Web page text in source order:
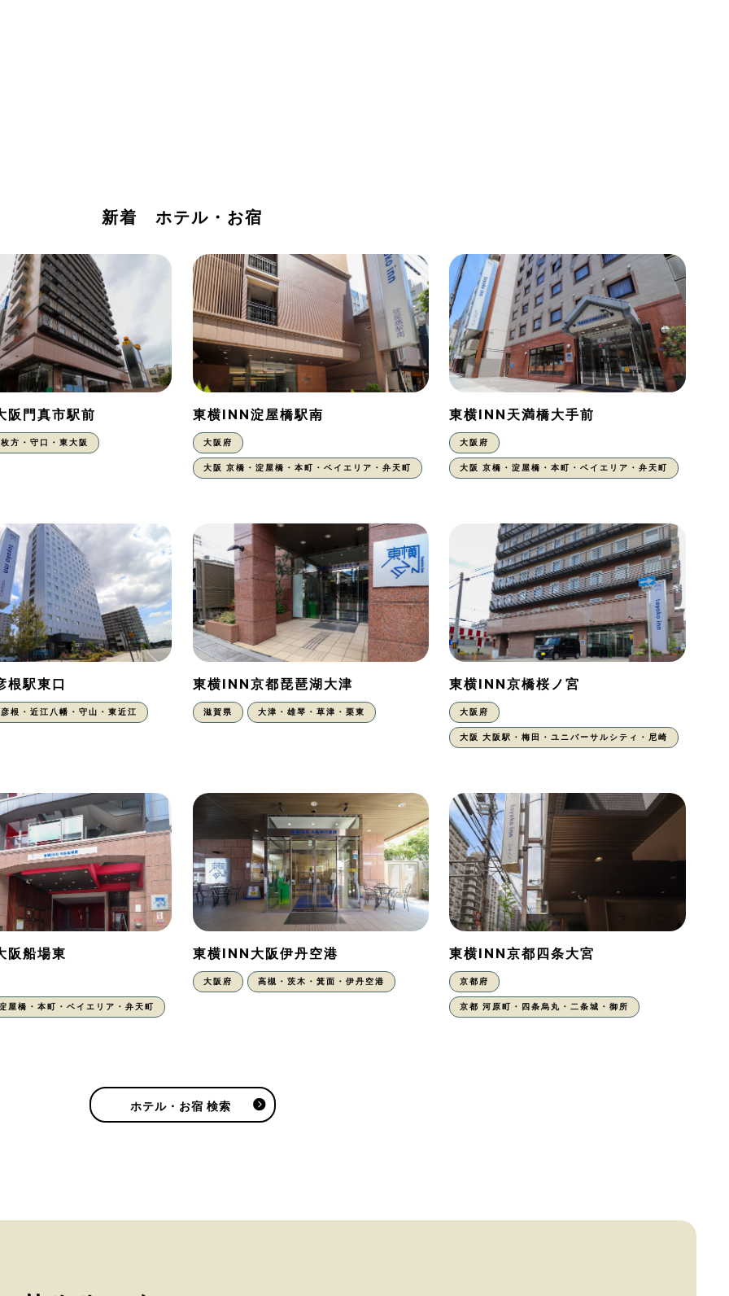
新着 ホテル・お宿
阪門真市駅前
枚方・守口・東大阪
東横INN淀屋橋駅南
大阪府
大阪 京橋・淀屋橋・本町・ベイエリア・弁天町
東横INN天満橋大手前
大阪府
大阪 京橋・淀屋橋・本町・ベイエリア・弁天町
根駅東口
彦根・近江八幡・守山・東近江
東横INN京都琵琶湖大津
滋賀県 大津・雄琴・草津・栗東
東横INN京橋桜ノ宮
大阪府
大阪 大阪駅・梅田・ユニバーサルシティ・尼崎
阪船場東
屋橋・本町・ベイエリア・弁天町
東横INN大阪伊丹空港
大阪府 高槻・茨木・箕面・伊丹空港
東横INN京都四条大宮
京都府
京都 河原町・四条烏丸・二条城・御所
ホテル・お宿 検索